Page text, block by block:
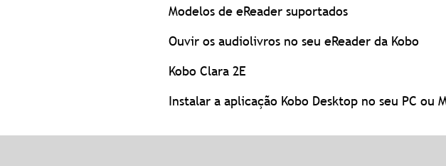
Modelos de eReader suportados
Ouvir os audiolivros no seu eReader da Kobo
Kobo Clara 2E
Instalar a aplicação Kobo Desktop no seu PC ou